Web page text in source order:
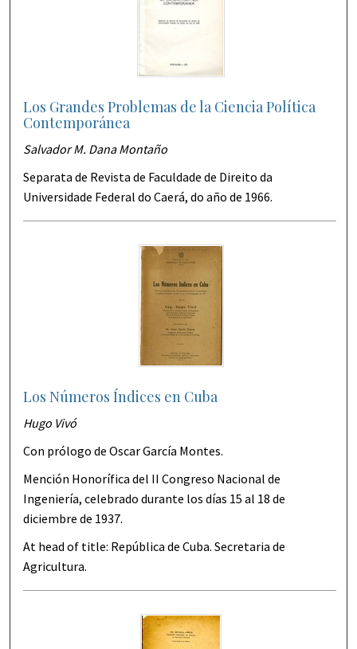
Los Grandes Problemas de la Ciencia Política
Contemporánea
Salvador M. Dana Montaño
Separata de Revista de Faculdade de Direito da
Universidade Federal do Caerá, do año de 1966.
Los Números Índices en Cuba
Hugo Vivó
Con prólogo de Oscar García Montes.
Mención Honorífica del II Congreso Nacional de
Ingeniería, celebrado durante los días 15 al 18 de
diciembre de 1937.
At head of title: República de Cuba. Secretaria de
Agricultura.